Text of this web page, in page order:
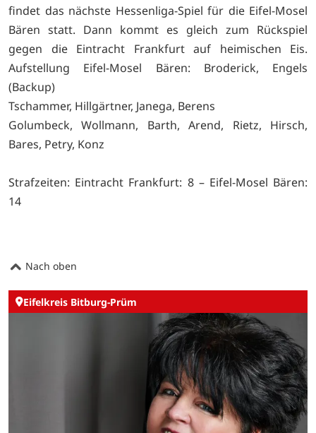
findet das nächste Hessenliga-Spiel für die Eifel-Mosel
Bären statt. Dann kommt es gleich zum Rückspiel
gegen die Eintracht Frankfurt auf heimischen Eis.
Aufstellung Eifel-Mosel Bären: Broderick, Engels
(Backup)
Tschammer, Hillgärtner, Janega, Berens
Golumbeck, Wollmann, Barth, Arend, Rietz, Hirsch,
Bares, Petry, Konz
Strafzeiten: Eintracht Frankfurt: 8 – Eifel-Mosel Bären:
14
Nach oben
Eifelkreis Bitburg-Prüm